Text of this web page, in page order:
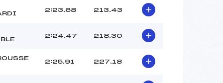
13:30
DELEVAL KILLIAN (DA)
2:23.68 213.43
2:24.47 218.30
2:25.91 227.18